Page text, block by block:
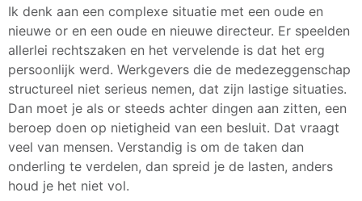
Ik denk aan een complexe situatie met een oude en
nieuwe or en een oude en nieuwe directeur. Er speelden
allerlei rechtszaken en het vervelende is dat het erg
persoonlijk werd. Werkgevers die de medezeggenschap
structureel niet serieus nemen, dat zijn lastige situaties.
Dan moet je als or steeds achter dingen aan zitten, een
beroep doen op nietigheid van een besluit. Dat vraagt
veel van mensen. Verstandig is om de taken dan
onderling te verdelen, dan spreid je de lasten, anders
houd je het niet vol.